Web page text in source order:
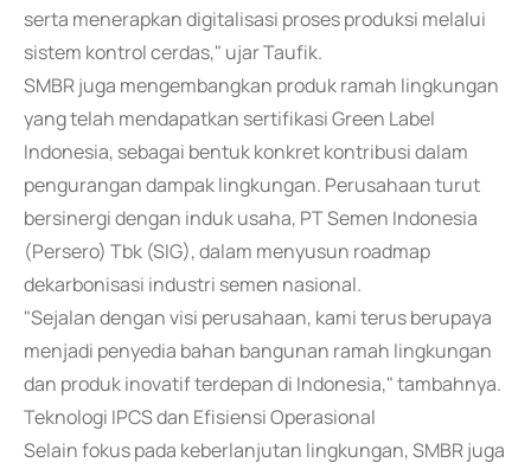
serta menerapkan digitalisasi proses produksi melalui
sistem kontrol cerdas," ujar Taufik.
SMBR juga mengembangkan produk ramah lingkungan
yang telah mendapatkan sertifikasi Green Label
Indonesia, sebagai bentuk konkret kontribusi dalam
pengurangan dampak lingkungan. Perusahaan turut
bersinergi dengan induk usaha, PT Semen Indonesia
(Persero) Tbk (SIG), dalam menyusun roadmap
dekarbonisasi industri semen nasional.
"Sejalan dengan visi perusahaan, kami terus berupaya
menjadi penyedia bahan bangunan ramah lingkungan
dan produk inovatif terdepan di Indonesia," tambahnya.
Teknologi IPCS dan Efisiensi Operasional
Selain fokus pada keberlanjutan lingkungan, SMBR juga